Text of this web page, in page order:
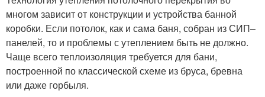
многом зависит от конструкции и устройства банной
коробки. Если потолок, как и сама баня, собран из СИП–
панелей, то и проблемы с утеплением быть не должно.
Чаще всего теплоизоляция требуется для бани,
построенной по классической схеме из бруса, бревна
или даже горбыля.